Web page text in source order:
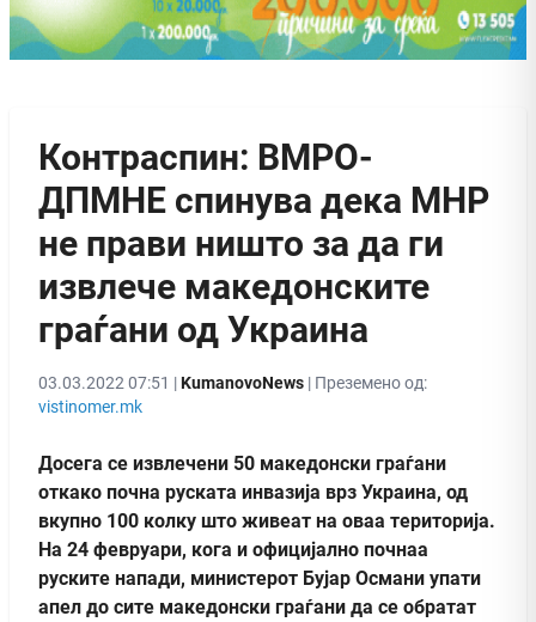
Контраспин: ВМРО-
ДПМНЕ спинува дека МНР
не прави ништо за да ги
извлече македонските
граѓани од Украина
03.03.2022 07:51 |KumanovoNews | Преземено од:
vistinomer.mk
Досега се извлечени 50 македонски граѓани
откако почна руската инвазија врз Украина, од
вкупно 100 колку што живеат на оваа територија.
На 24 февруари, кога и официјално почнаа
руските напади, министерот Бујар Османи упати
апел до сите македонски граѓани да се обратат